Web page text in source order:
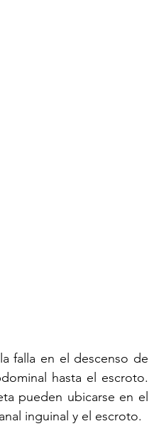
falla en el descenso de
hasta el escroto.
pueden ubicarse en el
inguinal y el escroto.